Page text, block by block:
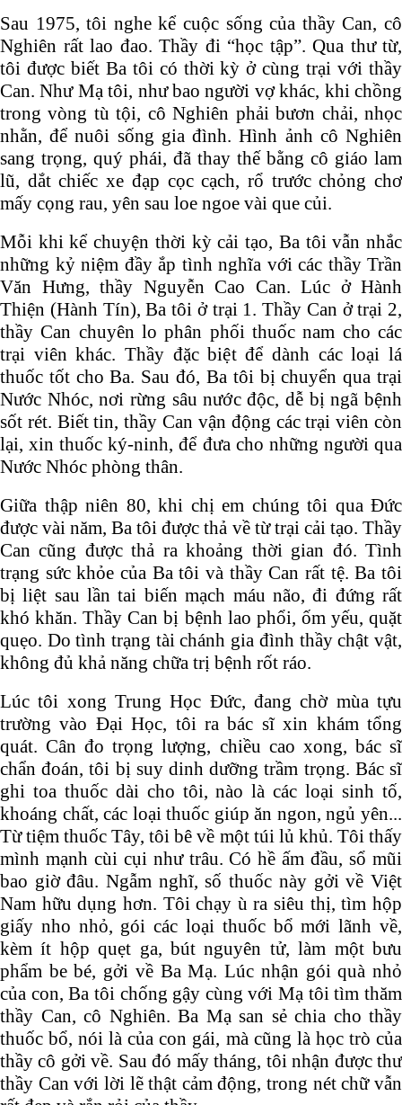
Sau 1975, tôi nghe kể cuộc sống của thầy Can, cô
Nghiên rất lao đao. Thầy đi “học tập”. Qua thư từ,
tôi được biết Ba tôi có thời kỳ ở cùng trại với thầy
Can. Như Mạ tôi, như bao người vợ khác, khi chồng
trong vòng tù tội, cô Nghiên phải bươn chải, nhọc
nhằn, để nuôi sống gia đình. Hình ảnh cô Nghiên
sang trọng, quý phái, đã thay thế bằng cô giáo lam
lũ, dắt chiếc xe đạp cọc cạch, rổ trước chỏng chơ
mấy cọng rau, yên sau loe ngoe vài que củi.
Mỗi khi kể chuyện thời kỳ cải tạo, Ba tôi vẫn nhắc
những kỷ niệm đầy ắp tình nghĩa với các thầy Trần
Văn Hưng, thầy Nguyễn Cao Can. Lúc ở Hành
Thiện (Hành Tín), Ba tôi ở trại 1. Thầy Can ở trại 2,
thầy Can chuyên lo phân phối thuốc nam cho các
trại viên khác. Thầy đặc biệt để dành các loại lá
thuốc tốt cho Ba. Sau đó, Ba tôi bị chuyển qua trại
Nước Nhóc, nơi rừng sâu nước độc, dễ bị ngã bệnh
sốt rét. Biết tin, thầy Can vận động các trại viên còn
lại, xin thuốc ký-ninh, để đưa cho những người qua
Nước Nhóc phòng thân.
Giữa thập niên 80, khi chị em chúng tôi qua Đức
được vài năm, Ba tôi được thả về từ trại cải tạo. Thầy
Can cũng được thả ra khoảng thời gian đó. Tình
trạng sức khỏe của Ba tôi và thầy Can rất tệ. Ba tôi
bị liệt sau lần tai biến mạch máu não, đi đứng rất
khó khăn. Thầy Can bị bệnh lao phổi, ốm yếu, quặt
quẹo. Do tình trạng tài chánh gia đình thầy chật vật,
không đủ khả năng chữa trị bệnh rốt ráo.
Lúc tôi xong Trung Học Đức, đang chờ mùa tựu
trường vào Đại Học, tôi ra bác sĩ xin khám tổng
quát. Cân đo trọng lượng, chiều cao xong, bác sĩ
chẩn đoán, tôi bị suy dinh dưỡng trầm trọng. Bác sĩ
ghi toa thuốc dài cho tôi, nào là các loại sinh tố,
khoáng chất, các loại thuốc giúp ăn ngon, ngủ yên...
Từ tiệm thuốc Tây, tôi bê về một túi lủ khủ. Tôi thấy
mình mạnh cùi cụi như trâu. Có hề ấm đầu, sổ mũi
bao giờ đâu. Ngẫm nghĩ, số thuốc này gởi về Việt
Nam hữu dụng hơn. Tôi chạy ù ra siêu thị, tìm hộp
giấy nho nhỏ, gói các loại thuốc bổ mới lãnh về,
kèm ít hộp quẹt ga, bút nguyên tử, làm một bưu
phẩm be bé, gởi về Ba Mạ. Lúc nhận gói quà nhỏ
của con, Ba tôi chống gậy cùng với Mạ tôi tìm thăm
thầy Can, cô Nghiên. Ba Mạ san sẻ chia cho thầy
thuốc bổ, nói là của con gái, mà cũng là học trò của
thầy cô gởi về. Sau đó mấy tháng, tôi nhận được thư
thầy Can với lời lẽ thật cảm động, trong nét chữ vẫn